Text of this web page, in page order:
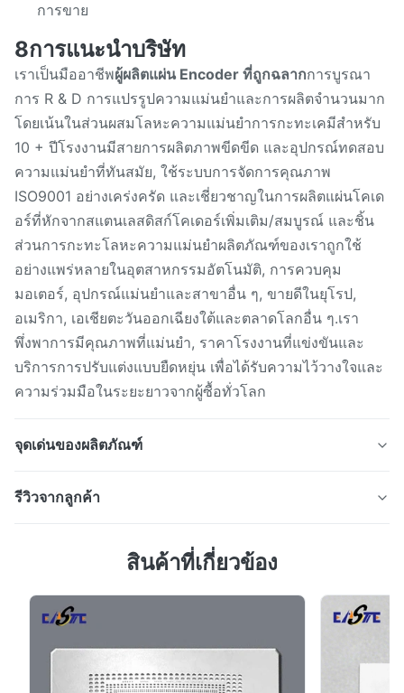
การขาย
8การแนะนําบริษัท
เราเป็นมืออาชีพผู้ผลิตแผ่น Encoder ที่ถูกฉลากการบูรณา
การ R & D การแปรรูปความแม่นยําและการผลิตจํานวนมาก
โดยเน้นในส่วนผสมโลหะความแม่นยําการกะทะเคมีสําหรับ
10 + ปีโรงงานมีสายการผลิตภาพขีดขีด และอุปกรณ์ทดสอบ
ความแม่นยําที่ทันสมัย, ใช้ระบบการจัดการคุณภาพ
ISO9001 อย่างเคร่งครัด และเชี่ยวชาญในการผลิตแผ่นโคเด
อร์ที่หักจากสแตนเลสดิสก์โคเดอร์เพิ่มเติม/สมบูรณ์ และชิ้น
ส่วนการกะทะโลหะความแม่นยําผลิตภัณฑ์ของเราถูกใช้
อย่างแพร่หลายในอุตสาหกรรมอัตโนมัติ, การควบคุม
มอเตอร์, อุปกรณ์แม่นยําและสาขาอื่น ๆ, ขายดีในยุโรป,
อเมริกา, เอเชียตะวันออกเฉียงใต้และตลาดโลกอื่น ๆ.เรา
พึ่งพาการมีคุณภาพที่แม่นยํา, ราคาโรงงานที่แข่งขันและ
บริการการปรับแต่งแบบยืดหยุ่น เพื่อได้รับความไว้วางใจและ
ความร่วมมือในระยะยาวจากผู้ซื้อทั่วโลก
จุดเด่นของผลิตภัณฑ์
ขีดขีดขีดขีดขีดขีดขีดขีดขีดขีด ขีดขีดขีดขีดขีดขีดขีดขีดขีด
สินค้า ของเราไดสก์โคเดอร์ที่หักใช้เทคโนโลยีถักภาพเคมีมือ
สําหรับระบบโคเดอร์ห...
รีวิวจากลูกค้า
จาก 50 รีวิวล่าสุดสินค้าที่เกี่ยวข้อง